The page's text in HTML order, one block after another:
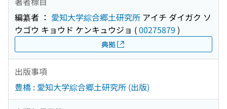
編纂者 ： 愛知大学綜合郷土研究所 アイチ ダイガク ソ
ウゴウ キョウド ケンキュウジョ (00275879 )
典拠
出版事項
豊橋 : 愛知大学綜合郷土研究所 (出版)